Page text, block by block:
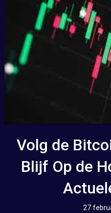
Volg de
Blijf Op de
27